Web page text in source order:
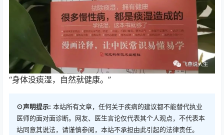
“身体没痰湿，自然就健康。”
⊙声明提示: 本站所有文章，任何关于疾病的建议都不能替代执业
医师的面对面诊断。网友、医生言论仅代表其个人观点，不代表本
站同意其说法，请谨慎参阅，本站不承担由此引起的法律责任。